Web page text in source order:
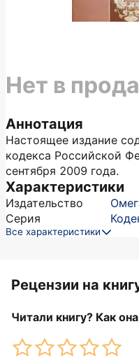
Аннотация
Настоящее издание
кодекса Российской
сентября 2009 года.
Характеристики
Издательство
Серия
Все характеристики
Нет в
Рецензии на
Читали книгу? Как